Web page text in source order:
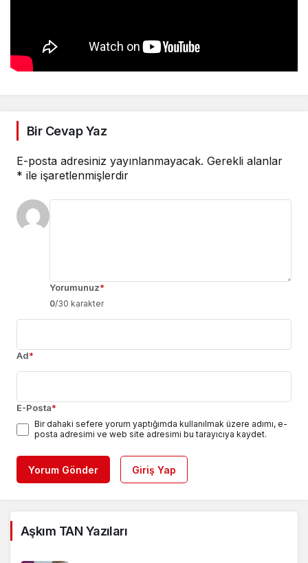
Bir Cevap Yaz
E-posta adresiniz yayınlanmayacak. Gerekli alanlar
* ile işaretlenmişlerdir
Yorumunuz*
0/30 karakter
Ad*
E-Posta*
Bir dahaki sefere yorum yaptığımda kullanılmak üzere adımı, e-
posta adresimi ve web site adresimi bu tarayıcıya kaydet.
Yorum Gönder Giriş Yap
Aşkım TAN Yazıları